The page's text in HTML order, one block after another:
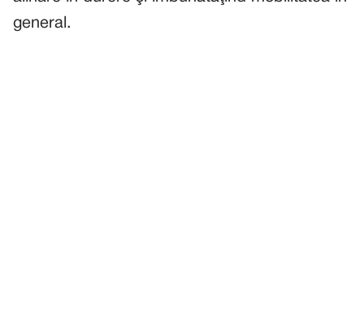
general.